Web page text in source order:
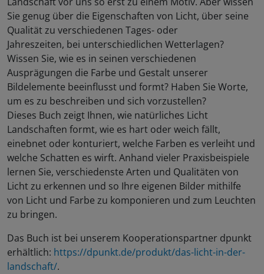
Sie genug über die Eigenschaften von Licht, über seine
Qualität zu verschiedenen Tages- oder
Jahreszeiten, bei unterschiedlichen Wetterlagen?
Wissen Sie, wie es in seinen verschiedenen
Ausprägungen die Farbe und Gestalt unserer
Bildelemente beeinflusst und formt? Haben Sie Worte,
um es zu beschreiben und sich vorzustellen?
Dieses Buch zeigt Ihnen, wie natürliches Licht
Landschaften formt, wie es hart oder weich fällt,
einebnet oder konturiert, welche Farben es verleiht und
welche Schatten es wirft. Anhand vieler Praxisbeispiele
lernen Sie, verschiedenste Arten und Qualitäten von
Licht zu erkennen und so Ihre eigenen Bilder mithilfe
von Licht und Farbe zu komponieren und zum Leuchten
zu bringen.
Das Buch ist bei unserem Kooperationspartner dpunkt
erhältlich: https://dpunkt.de/produkt/das-licht-in-der-
landschaft/.